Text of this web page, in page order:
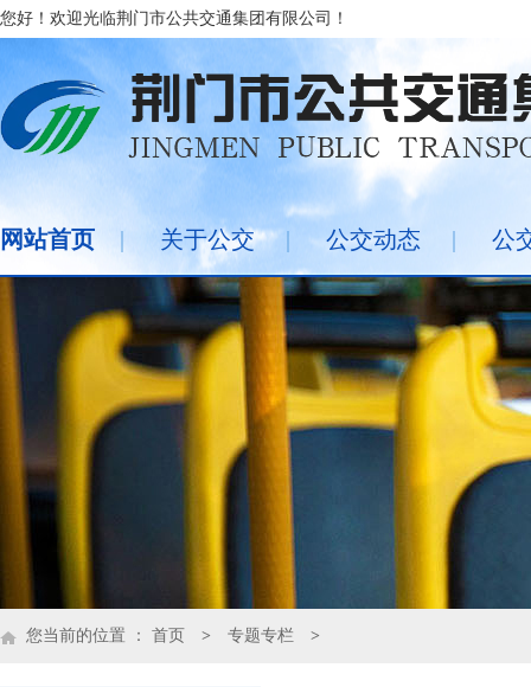
您好！欢迎光临荆门市公共交通集团有限公司！
网站首页 | 关于公交 | 公交动态 | 公
您当前的位置 ： 首页 > 专题专栏 >